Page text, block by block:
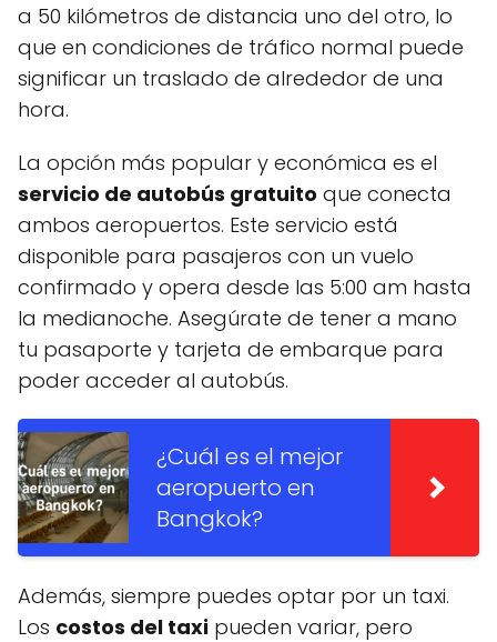
a 50 kilómetros de distancia uno del otro, lo
que en condiciones de tráfico normal puede
significar un traslado de alrededor de una
hora.
La opción más popular y económica es el
servicio de autobús gratuito que conecta
ambos aeropuertos. Este servicio está
disponible para pasajeros con un vuelo
confirmado y opera desde las 5:00 am hasta
la medianoche. Asegúrate de tener a mano
tu pasaporte y tarjeta de embarque para
poder acceder al autobús.
¿Cuál es el mejor
aeropuerto en
Bangkok?
Además, siempre puedes optar por un taxi.
Los costos del taxi pueden variar, pero